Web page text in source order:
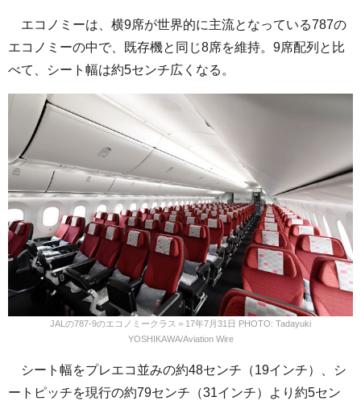
エコノミーは、横9席が世界的に主流となっている787の
エコノミーの中で、既存機と同じ8席を維持。9席配列と比
べて、シート幅は約5センチ広くなる。
JALの787-9のエコノミークラス＝17年7月31日 PHOTO: Tadayuki
YOSHIKAWA/Aviation Wire
シート幅をプレエコ並みの約48センチ（19インチ）、シ
ートピッチを現行の約79センチ（31インチ）より約5セン